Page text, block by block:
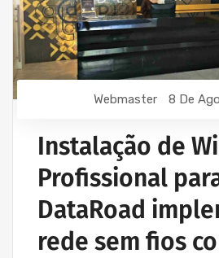
Webmaster 8 De
Instalação de
Profissional
DataRoad
rede sem fios